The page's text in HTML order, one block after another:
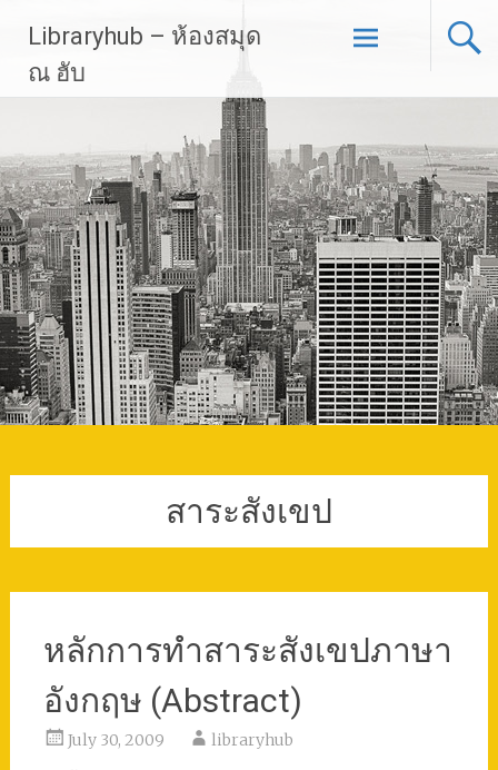
content
Libraryhub – ห้องสมุด
ณ ฮับ
สาระสังเขป
หลักการทำสาระสังเขปภาษา
อังกฤษ (Abstract)
July 30, 2009 libraryhub